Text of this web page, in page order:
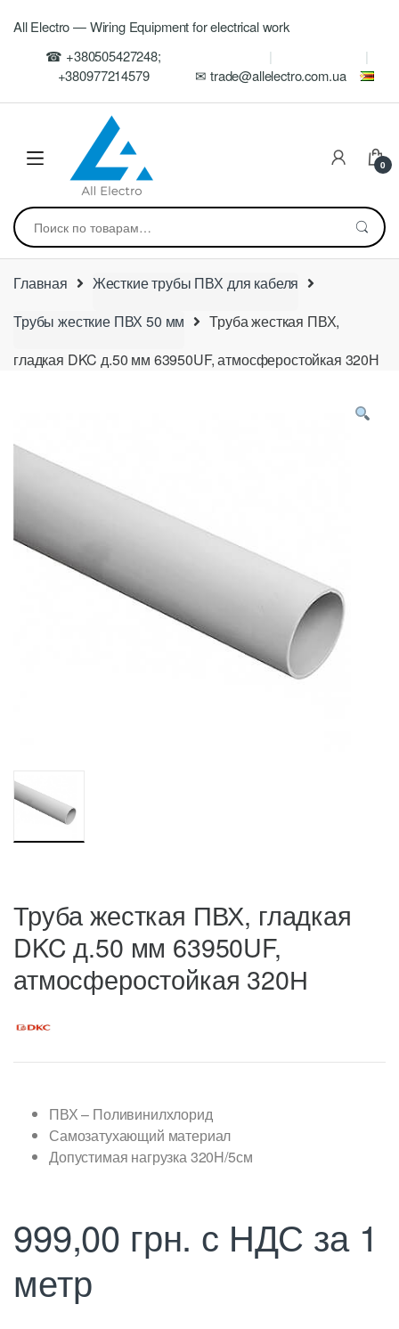
navigation
All Electro — Wiring Equipment for electrical work
☎ +380505427248;
+380977214579
✉ trade@allelectro.com.ua
0
Искать:
Главная
Жесткие трубы ПВХ для кабеля
Трубы жесткие ПВХ 50 мм
Труба жесткая ПВХ,
гладкая DKC д.50 мм 63950UF, атмосферостойкая 320Н
Труба жесткая ПВХ, гладкая
DKC д.50 мм 63950UF,
атмосферостойкая 320Н
ПВХ – Поливинилхлорид
Самозатухающий материал
Допустимая нагрузка 320H/5см
999,00 грн. с НДС за 1
метр